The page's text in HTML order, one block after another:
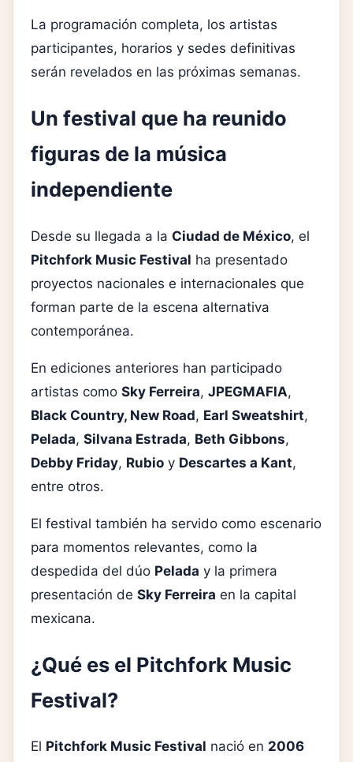
La programación completa, los artistas
participantes, horarios y sedes definitivas
serán revelados en las próximas semanas.
Un festival que ha reunido
figuras de la música
independiente
Desde su llegada a la Ciudad de México, el
Pitchfork Music Festival ha presentado
proyectos nacionales e internacionales que
forman parte de la escena alternativa
contemporánea.
En ediciones anteriores han participado
artistas como Sky Ferreira, JPEGMAFIA,
Black Country, New Road, Earl Sweatshirt,
Pelada, Silvana Estrada, Beth Gibbons,
Debby Friday, Rubio y Descartes a Kant,
entre otros.
El festival también ha servido como escenario
para momentos relevantes, como la
despedida del dúo Pelada y la primera
presentación de Sky Ferreira en la capital
mexicana.
¿Qué es el Pitchfork Music
Festival?
El Pitchfork Music Festival nació en 2006